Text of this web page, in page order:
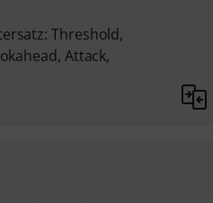
Threshold,
Attack,